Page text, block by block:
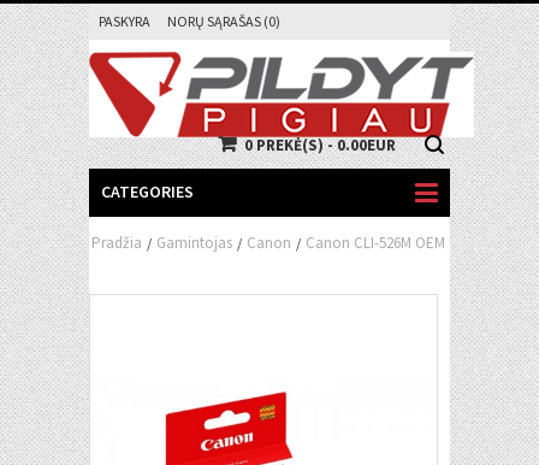
PASKYRA NORŲ SĄRAŠAS (0)
0 PREKĖ(S) - 0.00EUR
CATEGORIES
Pradžia / Gamintojas / Canon / Canon CLI-526M OEM